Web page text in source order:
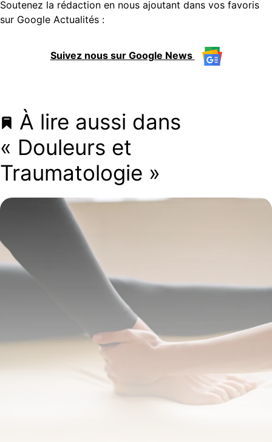
Soutenez la rédaction en nous ajoutant dans vos favoris
sur Google Actualités :
Suivez nous sur Google News
À lire aussi dans
« Douleurs et
Traumatologie »